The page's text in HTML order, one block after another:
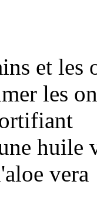
et les
les
huile
vera